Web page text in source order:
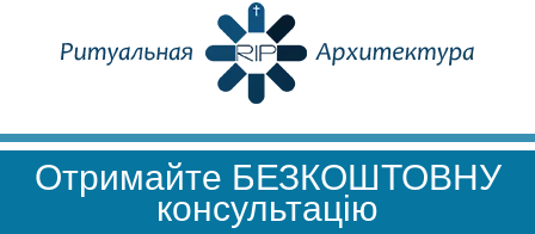
Отримайте БЕЗКОШТОВНУ
консультацію